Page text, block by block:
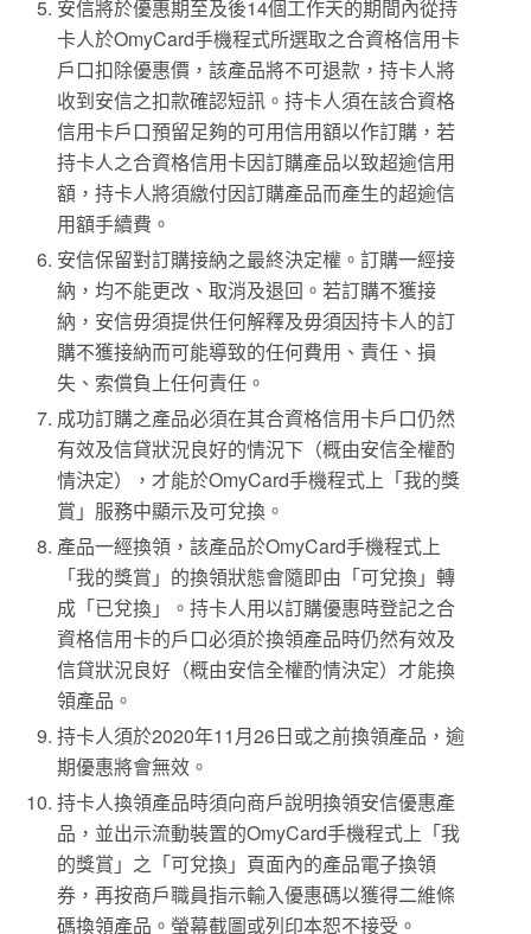
安信將於優惠期至及後14個工作天的期間內從持
卡人於OmyCard手機程式所選取之合資格信用卡
戶口扣除優惠價，該產品將不可退款，持卡人將
收到安信之扣款確認短訊。持卡人須在該合資格
信用卡戶口預留足夠的可用信用額以作訂購，若
持卡人之合資格信用卡因訂購產品以致超逾信用
額，持卡人將須繳付因訂購產品而產生的超逾信
用額手續費。
安信保留對訂購接納之最終決定權。訂購一經接
納，均不能更改、取消及退回。若訂購不獲接
納，安信毋須提供任何解釋及毋須因持卡人的訂
購不獲接納而可能導致的任何費用、責任、損
失、索償負上任何責任。
成功訂購之產品必須在其合資格信用卡戶口仍然
有效及信貸狀況良好的情況下（概由安信全權酌
情決定），才能於OmyCard手機程式上「我的獎
賞」服務中顯示及可兌換。
產品一經換領，該產品於OmyCard手機程式上
「我的獎賞」的換領狀態會隨即由「可兌換」轉
成「已兌換」。持卡人用以訂購優惠時登記之合
資格信用卡的戶口必須於換領產品時仍然有效及
信貸狀況良好（概由安信全權酌情決定）才能換
領產品。
持卡人須於2020年11月26日或之前換領產品，逾
期優惠將會無效。
持卡人換領產品時須向商戶說明換領安信優惠產
品，並出示流動裝置的OmyCard手機程式上「我
的獎賞」之「可兌換」頁面內的產品電子換領
券，再按商戶職員指示輸入優惠碼以獲得二維條
碼換領產品。螢幕截圖或列印本恕不接受。